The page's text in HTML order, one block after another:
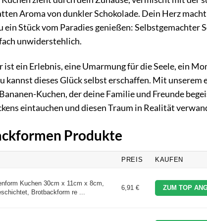
Aroma von dunkler Schokolade. Dein Herz
Stück vom Paradies genießen: Selbstgemachter
unwiderstehlich.
ein Erlebnis, eine Umarmung für die Seele, ein
kannst dieses Glück selbst erschaffen. Mit unserem
Kuchen, der deine Familie und Freunde
eintauchen und diesen Traum in Realität
Produkte
PREIS KAUFEN
Kuchen 30cm x 11cm x 8cm,
Brotbackform re ...
6,91 € ZUM TOP